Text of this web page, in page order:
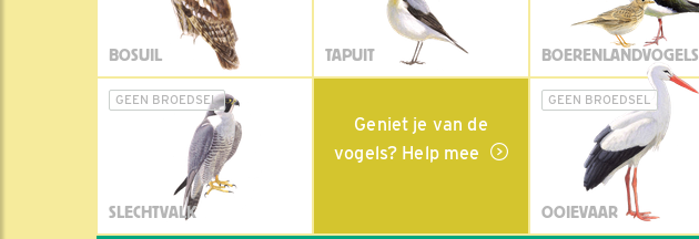
BOSUIL TAPUIT BOERENLANDVOGELS
GEEN BROEDSEL
SLECHTVALK
Geniet je van de
vogels? Help mee
GEEN BROEDSEL
OOIEVAAR